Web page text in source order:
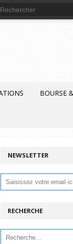
BOURSE
NEWSLETTER
RECHERCHE